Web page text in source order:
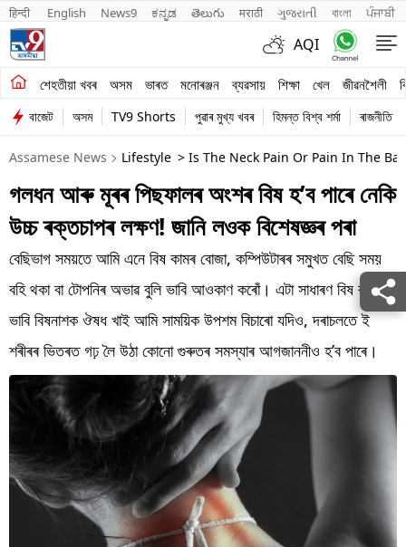
हिन्दी English News9 ಕನ್ನಡ తెలుగు मराठी ગુજરાતી বাংলা ਪੰਜਾਬੀ
AQI
শেহতীয়া খবৰ অসম ভাৰত মনোৰঞ্জন ব্যৱসায় শিক্ষা খেল জীৱনশৈলী
শেহতীয়া খবৰ
অসম
ভাৰত
মনোৰঞ্জন
ব্যৱসায়
শিক্ষা
খেল
জীৱনশৈলী
বিশ্ব
প্ৰযুক্তি
Videos
বাজেট অসম TV9 Shorts পুৱাৰ মুখ্য খবৰ হিমন্ত বিশ্ব শৰ্মা ৰাজনীতি
Assamese News Lifestyle > Is The Neck Pain Or Pain In The
গলধন আৰু মূৰৰ পিছফালৰ অংশৰ বিষ হ’ব পাৰে নেকি
উচ্চ ৰক্তচাপৰ লক্ষণ! জানি লওক বিশেষজ্ঞৰ পৰা
বেছিভাগ সময়তে আমি এনে বিষ কামৰ বোজা, কম্পিউটাৰৰ সমুখত বেছি সময়
বহি থকা বা টোপনিৰ অভাৱ বুলি ভাবি আওকাণ কৰোঁ। এটা সাধাৰণ বিষ বুলি
ভাবি বিষনাশক ঔষধ খাই আমি সাময়িক উপশম বিচাৰো যদিও, দৰাচলতে ই
শৰীৰৰ ভিতৰত গঢ় লৈ উঠা কোনো গুৰুতৰ সমস্যাৰ আগজাননীও হ’ব পাৰে।